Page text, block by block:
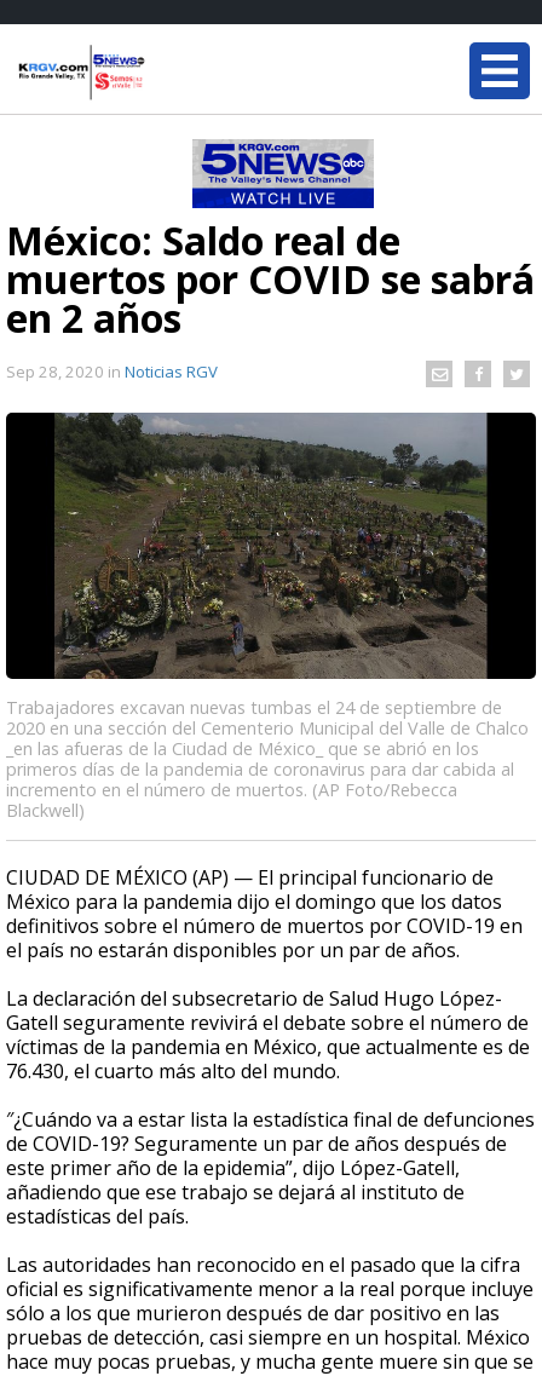
México: Saldo real de
muertos por COVID se sabrá
en 2 años
Sep 28, 2020 in Noticias RGV
Trabajadores excavan nuevas tumbas el 24 de septiembre de
2020 en una sección del Cementerio Municipal del Valle de Chalco
_en las afueras de la Ciudad de México_ que se abrió en los
primeros días de la pandemia de coronavirus para dar cabida al
incremento en el número de muertos. (AP Foto/Rebecca
Blackwell)
CIUDAD DE MÉXICO (AP) — El principal funcionario de
México para la pandemia dijo el domingo que los datos
definitivos sobre el número de muertos por COVID-19 en
el país no estarán disponibles por un par de años.
La declaración del subsecretario de Salud Hugo López-
Gatell seguramente revivirá el debate sobre el número de
víctimas de la pandemia en México, que actualmente es de
76.430, el cuarto más alto del mundo.
″¿Cuándo va a estar lista la estadística final de defunciones
de COVID-19? Seguramente un par de años después de
este primer año de la epidemia”, dijo López-Gatell,
añadiendo que ese trabajo se dejará al instituto de
estadísticas del país.
Las autoridades han reconocido en el pasado que la cifra
oficial es significativamente menor a la real porque incluye
sólo a los que murieron después de dar positivo en las
pruebas de detección, casi siempre en un hospital. México
hace muy pocas pruebas, y mucha gente muere sin que se